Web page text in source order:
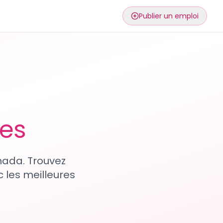
Publier un emploi
Trouvez
les meilleures